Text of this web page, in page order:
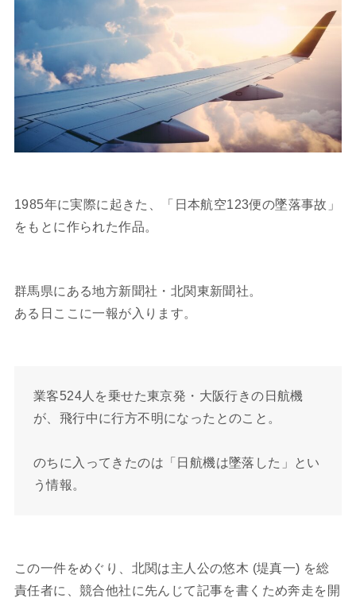
1985年に実際に起きた、「日本航空123便の墜落事故」
をもとに作られた作品。
群馬県にある地方新聞社・北関東新聞社。
ある日ここに一報が入ります。
業客524人を乗せた東京発・大阪行きの日航機
が、飛行中に行方不明になったとのこと。
のちに入ってきたのは「日航機は墜落した」とい
う情報。
この一件をめぐり、北関は主人公の悠木 (堤真一) を総
責任者に、競合他社に先んじて記事を書くため奔走を開